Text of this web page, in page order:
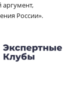
аргумент,
России».